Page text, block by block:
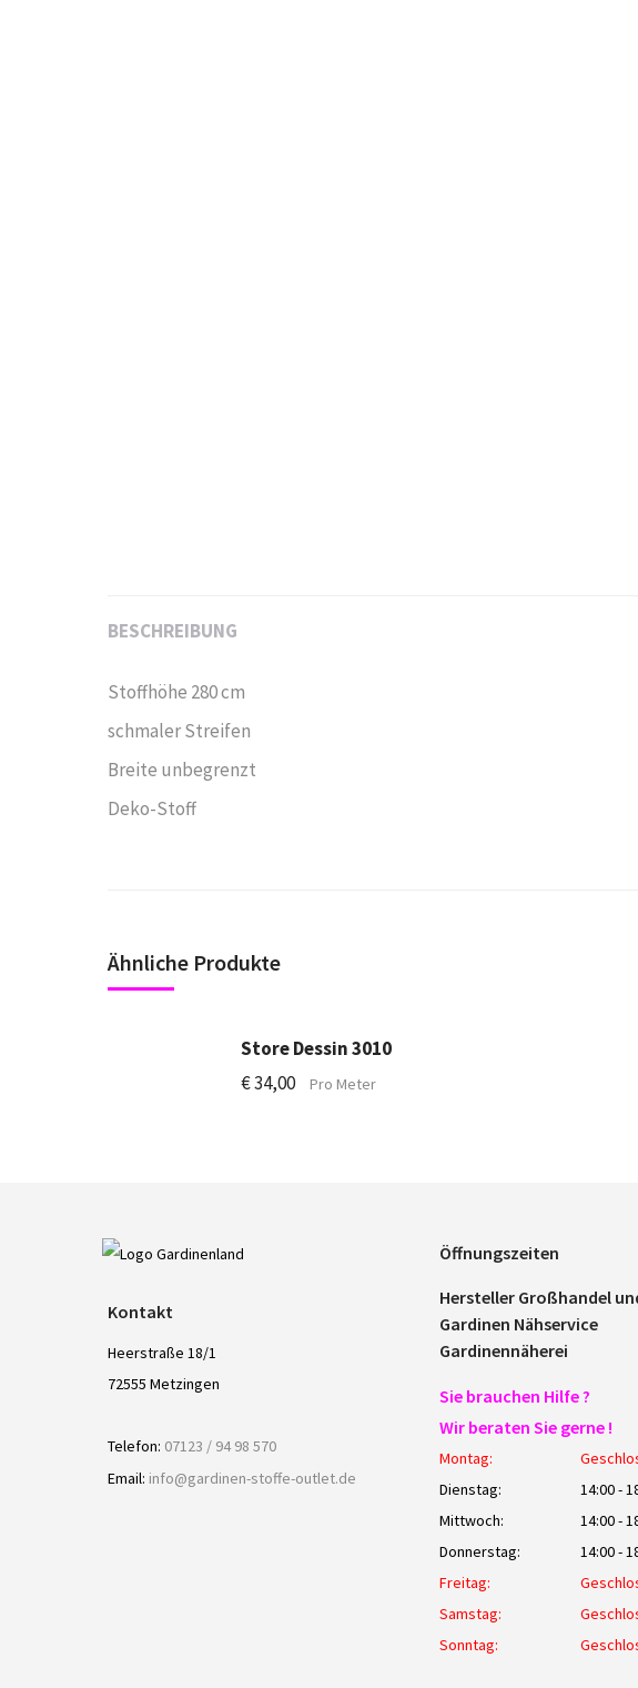
BESCHREIBUNG
Stoffhöhe 280 cm
schmaler Streifen
Breite unbegrenzt
Deko-Stoff
Ähnliche Produkte
Store Dessin 3010
€34,00 Pro Meter
Kontakt
Heerstraße 18/1
72555 Metzingen
Telefon: 07123 / 94 98 570
Email: info@gardinen-stoffe-outlet.de
Öffnungszeiten
Hersteller Großhandel
Gardinen Nähservice
Gardinennäherei
Sie brauchen Hilfe ?
Wir beraten Sie gerne !
Montag:
Dienstag:
14:00 -
Mittwoch:
14:00 -
Donnerstag:
14:00 -
Freitag:
Samstag:
Sonntag: